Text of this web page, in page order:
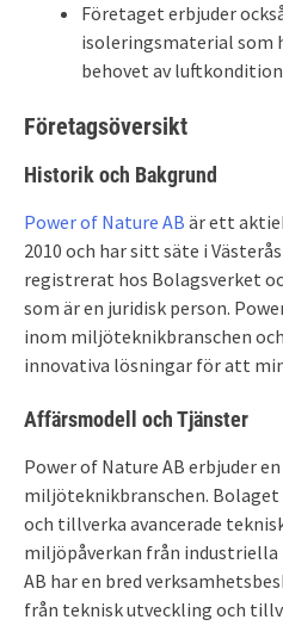
Företaget erbjuder
isoleringsmaterial
behovet av
Företagsöversikt
Historik och Bakgrund
Power of Nature AB är ett
2010 och har sitt säte i
registrerat hos Bolagsverket
som är en juridisk person.
inom miljöteknikbranschen
innovativa lösningar för att
Affärsmodell och Tjänster
Power of Nature AB erbjuder
miljöteknikbranschen.
och tillverka avancerade
miljöpåverkan från industriella
AB har en bred
från teknisk utveckling och